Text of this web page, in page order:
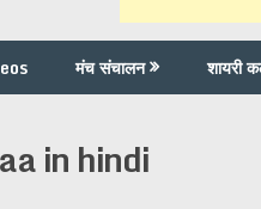
मंच संचालन शायरी
in hindi